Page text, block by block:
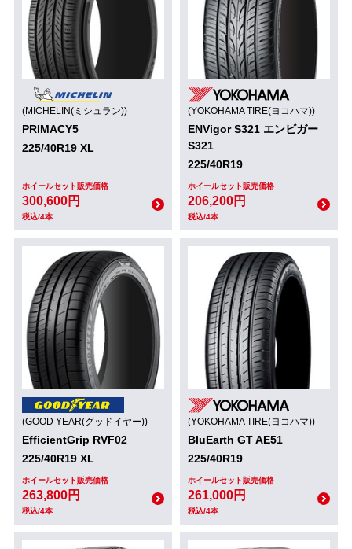
(MICHELIN(ミシュラン))
PRIMACY5
225/40R19 XL
ホイールセット販売価格
300,600円
税込/4本
(YOKOHAMA TIRE(ヨコハマ))
ENVigor S321 エンビガー
S321
225/40R19
ホイールセット販売価格
206,200円
税込/4本
(GOOD YEAR(グッドイヤー))
EfficientGrip RVF02
225/40R19 XL
ホイールセット販売価格
263,800円
税込/4本
(YOKOHAMA TIRE(ヨコハマ))
BluEarth GT AE51
225/40R19
ホイールセット販売価格
261,000円
税込/4本